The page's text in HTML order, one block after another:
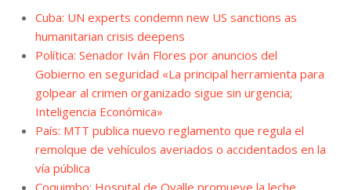
Cuba: UN experts condemn new US sanctions as
humanitarian crisis deepens
Política: Senador Iván Flores por anuncios del
Gobierno en seguridad «La principal herramienta para
golpear al crimen organizado sigue sin urgencia;
Inteligencia Económica»
País: MTT publica nuevo reglamento que regula el
remolque de vehículos averiados o accidentados en la
vía pública
Coquimbo: Hospital de Ovalle promueve la leche